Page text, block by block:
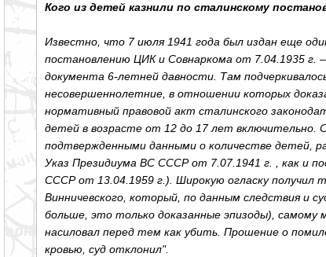
Кого из детей казнили по сталинскому
Известно, что 7 июля 1941 года был издан еще
постановлению ЦИК и Совнаркома от 7.04.1935 г.
документа 6-летней давности. Там
несовершеннолетние, в отношении которых
нормативный правовой акт сталинского
детей в возрасте от 12 до 17 лет включительно.
подтвержденными данными о количестве детей,
Указ Президиума ВС СССР от 7.07.1941 г. , как и
СССР от 13.04.1959 г.). Широкую огласку получил
Винничевского, который, по данным следствия и
больше, это только доказанные эпизоды),
насиловал перед тем как убить. Прошение о
кровью, суд отклонил".